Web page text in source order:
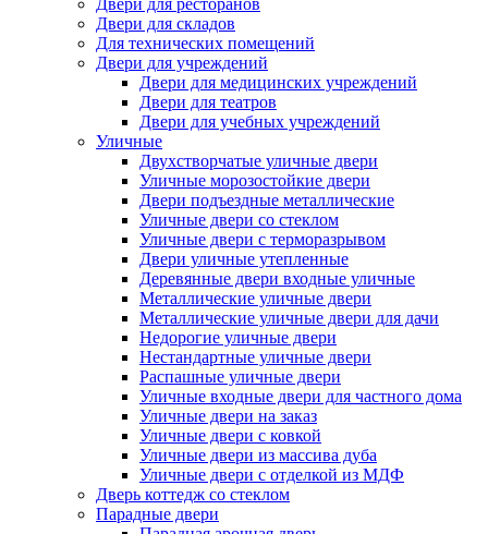
Двери для ресторанов
Двери для складов
Для технических помещений
Двери для учреждений
Двери для медицинских учреждений
Двери для театров
Двери для учебных учреждений
Уличные
Двухстворчатые уличные двери
Уличные морозостойкие двери
Двери подъездные металлические
Уличные двери со стеклом
Уличные двери с терморазрывом
Двери уличные утепленные
Деревянные двери входные уличные
Металлические уличные двери
Металлические уличные двери для дачи
Недорогие уличные двери
Нестандартные уличные двери
Распашные уличные двери
Уличные входные двери для частного дома
Уличные двери на заказ
Уличные двери с ковкой
Уличные двери из массива дуба
Уличные двери с отделкой из МДФ
Дверь коттедж со стеклом
Парадные двери